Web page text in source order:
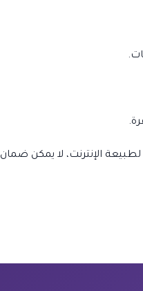
الإنترنت، لا يمكن